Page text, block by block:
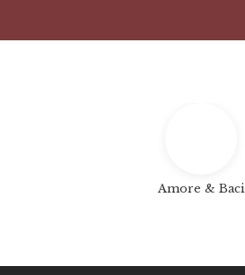
Amore & Baci